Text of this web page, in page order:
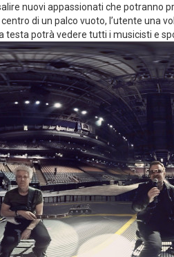
nuovi appassionati che potranno
di un palco vuoto, l’utente una
potrà vedere tutti i musicisti e